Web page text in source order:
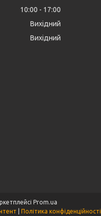
10:00
17:00
Вихідний
Вихідний
Prom.ua
Політика конфіденційності